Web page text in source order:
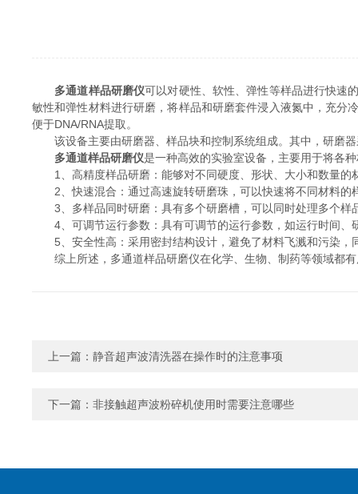
多通道样品研磨仪可以对硬性、软性、弹性等样品进行快速
敏性和弹性材料进行研磨，将样品和研磨套件浸入液氮中，充分
便于DNA/RNA提取。
该设备主要由研磨器、样品块和控制系统组成。其中，研磨器
多通道样品研磨仪是一种高效的实验室设备，主要用于将各
1、高精度样品研磨：能够对不同硬度、形状、大小和数量的
2、快速混合：通过高速旋转研磨珠，可以快速将不同材料的
3、多样品同时研磨：具有多个研磨槽，可以同时处理多个样
4、可调节运行参数：具有可调节的运行参数，如运行时间、
5、安全性高：采用密封结构设计，避免了材料飞溅和污染，
综上所述，多通道样品研磨仪在化学、生物、制药等领域都有
上一篇： 静音超声波清洗器在操作时的注意事项
下一篇： 非接触超声波粉碎机使用时需要注意哪些